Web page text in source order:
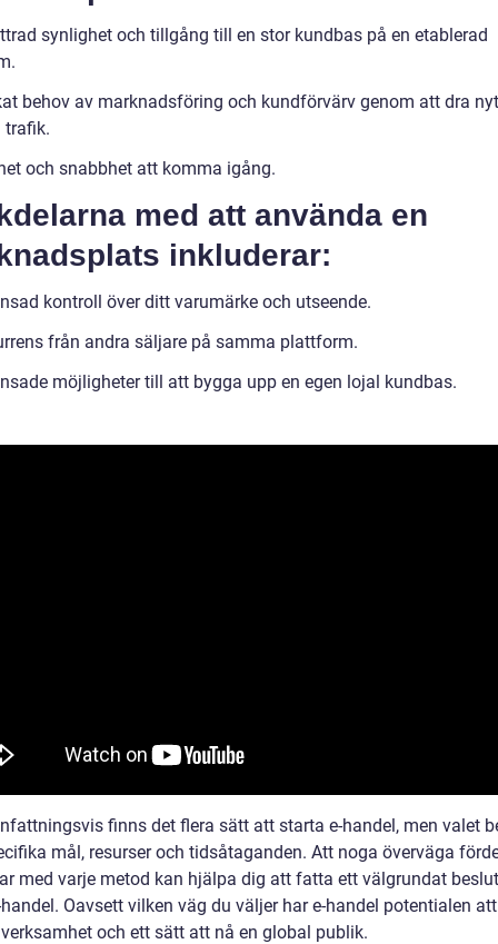
synlighet och tillgång till en stor kundbas på en etablerad
behov av marknadsföring och kundförvärv genom att dra
trafik.
och snabbhet att komma igång.
med att använda en
inkluderar:
kontroll över ditt varumärke och utseende.
från andra säljare på samma plattform.
möjligheter till att bygga upp en egen lojal kundbas.
finns det flera sätt att starta e-handel, men valet
mål, resurser och tidsåtaganden. Att noga överväga
med varje metod kan hjälpa dig att fatta ett välgrundat
Oavsett vilken väg du väljer har e-handel potentialen
och ett sätt att nå en global publik.